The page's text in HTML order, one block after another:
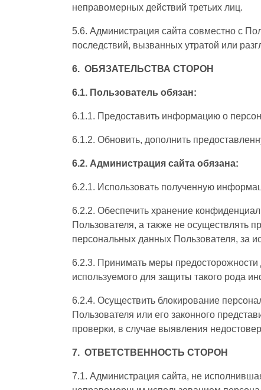
неправомерных действий третьих лиц.
5.6. Администрация сайта совместно с
последствий, вызванных утратой или
6. ОБЯЗАТЕЛЬСТВА СТОРОН
6.1. Пользователь обязан:
6.1.1. Предоставить информацию о
6.1.2. Обновить, дополнить
6.2. Администрация сайта обязана:
6.2.1. Использовать полученную
6.2.2. Обеспечить хранение
Пользователя, а также не осуществлять
персональных данных Пользователя, за
6.2.3. Принимать меры
используемого для защиты такого рода
6.2.4. Осуществить блокирование
Пользователя или его законного
проверки, в случае выявления
7. ОТВЕТСТВЕННОСТЬ СТОРОН
7.1. Администрация сайта, не